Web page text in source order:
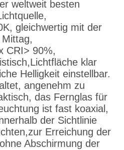
weltweit besten
gleichwertig mit der
CRI> 90%,
klar
Helligkeit einstellbar.
angenehm zu
das Fernglas für
ist fast koaxial,
der Sichtlinie
Erreichung der
Abschirmung der